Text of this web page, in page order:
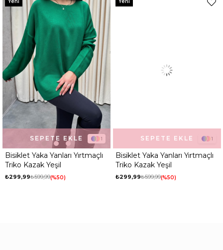
Desen Düz
Ortam Günlük
1
Bisiklet Yaka Yanları Yırtmaçlı
Triko Kazak Yeşil
₺299,99₺599,99 %50
SEPETE EKLE 1
Bisiklet Yaka Yanları Yırtmaçlı
Triko Kazak Yeşil
₺299,99₺599,99 %50
SEPETE EKLE